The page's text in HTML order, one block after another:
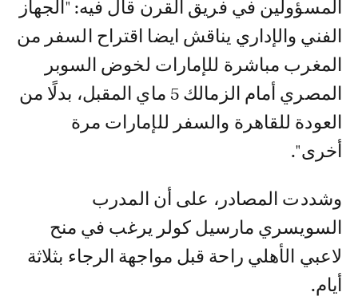
المسؤولين في فريق القرن قال فيه: "الجهاز
الفني والإداري يناقش ايضا اقتراح السفر من
المغرب مباشرة للإمارات لخوض السوبر
المصري أمام الزمالك 5 ماي المقبل، بدلًا من
العودة للقاهرة والسفر للإمارات مرة
أخرى".
وشددت المصادر، على أن المدرب
السويسري مارسيل كولر يرغب في منح
لاعبي الأهلي راحة قبل مواجهة الرجاء بثلاثة
أيام.